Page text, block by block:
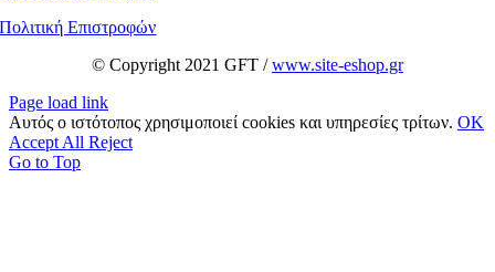
Πολιτική Επιστροφών
© Copyright 2021 GFT /www.site-eshop.gr
Page load link
Αυτός ο ιστότοπος χρησιμοποιεί cookies και υπηρεσίες τρίτων. OK
Accept All Reject
Go to Top